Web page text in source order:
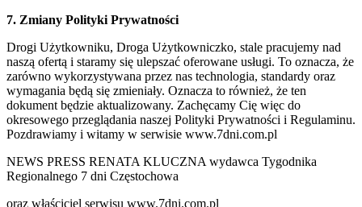
7. Zmiany Polityki Prywatności
Drogi Użytkowniku, Droga Użytkowniczko, stale pracujemy nad
naszą ofertą i staramy się ulepszać oferowane usługi. To oznacza, że
zarówno wykorzystywana przez nas technologia, standardy oraz
wymagania będą się zmieniały. Oznacza to również, że ten
dokument będzie aktualizowany. Zachęcamy Cię więc do
okresowego przeglądania naszej Polityki Prywatności i Regulaminu.
Pozdrawiamy i witamy w serwisie www.7dni.com.pl
NEWS PRESS RENATA KLUCZNA wydawca Tygodnika
Regionalnego 7 dni Częstochowa
oraz właściciel serwisu www.7dni.com.pl